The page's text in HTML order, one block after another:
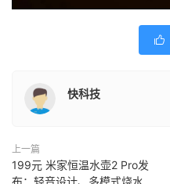

快科技
上一篇
199元 米家恒温水壶2 Pro发